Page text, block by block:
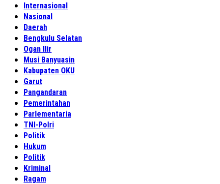
Internasional
Nasional
Daerah
Bengkulu Selatan
Ogan Ilir
Musi Banyuasin
Kabupaten OKU
Garut
Pangandaran
Pemerintahan
Parlementaria
TNI-Polri
Politik
Hukum
Politik
Kriminal
Ragam